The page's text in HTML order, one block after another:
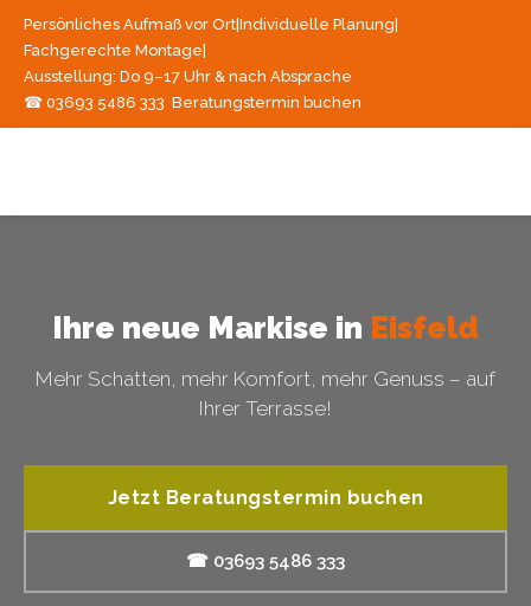
Persönliches Aufmaß vor Ort Individuelle Planung
Fachgerechte Montage
Ausstellung: Do 9–17 Uhr & nach Absprache
☎ 03693 5486 333 Beratungstermin buchen
Ihre neue Markise in Eisfeld
Mehr Schatten, mehr Komfort, mehr Genuss – auf
Ihrer Terrasse!
Jetzt Beratungstermin buchen
☎ 03693 5486 333